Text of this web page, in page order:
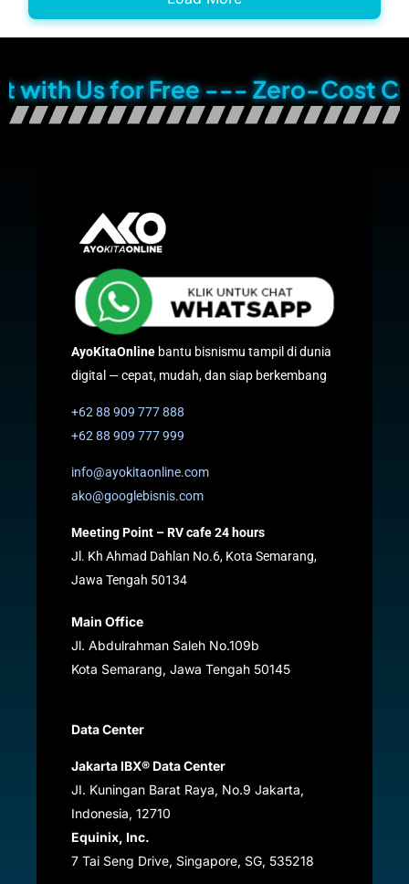
for Free --- Zero-Cost
AyoKitaOnlinebantu bisnismu tampil di dunia
digital — cepat, mudah, dan siap berkembang
+62 88 909 777 888
+62 88 909 777 999
info@ayokitaonline.com
ako@googlebisnis.com
Meeting Point – RV cafe 24 hours
Jl. Kh Ahmad Dahlan No.6, Kota Semarang,
Jawa Tengah 50134
Main Office
Jl. Abdulrahman Saleh No.109b
Kota Semarang, Jawa Tengah50145
Data Center
Jakarta IBX® Data Center
JI. Kuningan Barat Raya, No.9 Jakarta,
Indonesia, 12710
Equinix, Inc.
7 Tai Seng Drive, Singapore, SG, 535218